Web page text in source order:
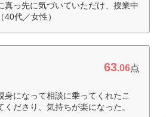
っ先に気づいていただけ、授業中
代／女性）
63.06点
になって相談に乗ってくれたこ
ださり、気持ちが楽になった。